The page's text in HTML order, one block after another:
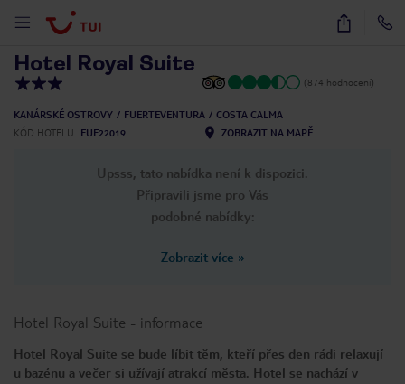
17
Hotel Royal Suite
(874 hodnocení)
KANÁRSKÉ OSTROVY FUERTEVENTURA
COSTA CALMA
KÓD HOTELU
FUE22019 ZOBRAZIT NA MAPĚ
Upsss, tato nabídka není k dispozici.
Připravili jsme pro Vás
podobné nabídky:
Zobrazit více »
Hotel Royal Suite - informace
Hotel Royal Suite se bude líbit těm, kteří přes den rádi relaxují
u bazénu a večer si užívají atrakcí města. Hotel se nachází v